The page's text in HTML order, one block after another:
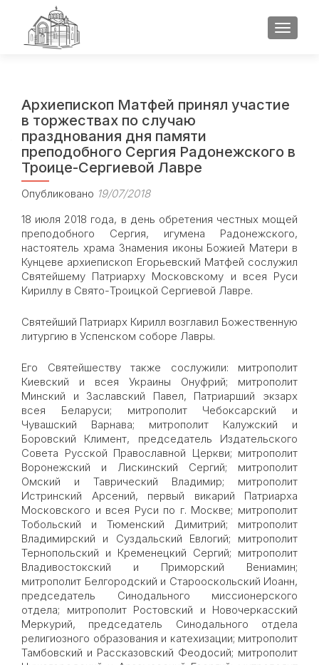
Архиепископ Матфей принял участие
в торжествах по случаю
празднования дня памяти
преподобного Сергия Радонежского в
Троице-Сергиевой Лавре
Опубликовано 19/07/2018
18 июля 2018 года, в день обретения честных мощей
преподобного Сергия, игумена Радонежского,
настоятель храма Знамения иконы Божией Матери в
Кунцеве архиепископ Егорьевский Матфей сослужил
Святейшему Патриарху Московскому и всея Руси
Кириллу в Свято-Троицкой Сергиевой Лавре.
Святейший Патриарх Кирилл возглавил Божественную
литургию в Успенском соборе Лавры.
Его Святейшеству также сослужили: митрополит
Киевский и всея Украины Онуфрий; митрополит
Минский и Заславский Павел, Патриарший экзарх
всея Беларуси; митрополит Чебоксарский и
Чувашский Варнава; митрополит Калужский и
Боровский Климент, председатель Издательского
Совета Русской Православной Церкви; митрополит
Воронежский и Лискинский Сергий; митрополит
Омский и Таврический Владимир; митрополит
Истринский Арсений, первый викарий Патриарха
Московского и всея Руси по г. Москве; митрополит
Тобольский и Тюменский Димитрий; митрополит
Владимирский и Суздальский Евлогий; митрополит
Тернопольский и Кременецкий Сергий; митрополит
Владивостокский и Приморский Вениамин;
митрополит Белгородский и Старооскольский Иоанн,
председатель Синодального миссионерского
отдела; митрополит Ростовский и Новочеркасский
Меркурий, председатель Синодального отдела
религиозного образования и катехизации; митрополит
Тамбовский и Рассказовский Феодосий; митрополит